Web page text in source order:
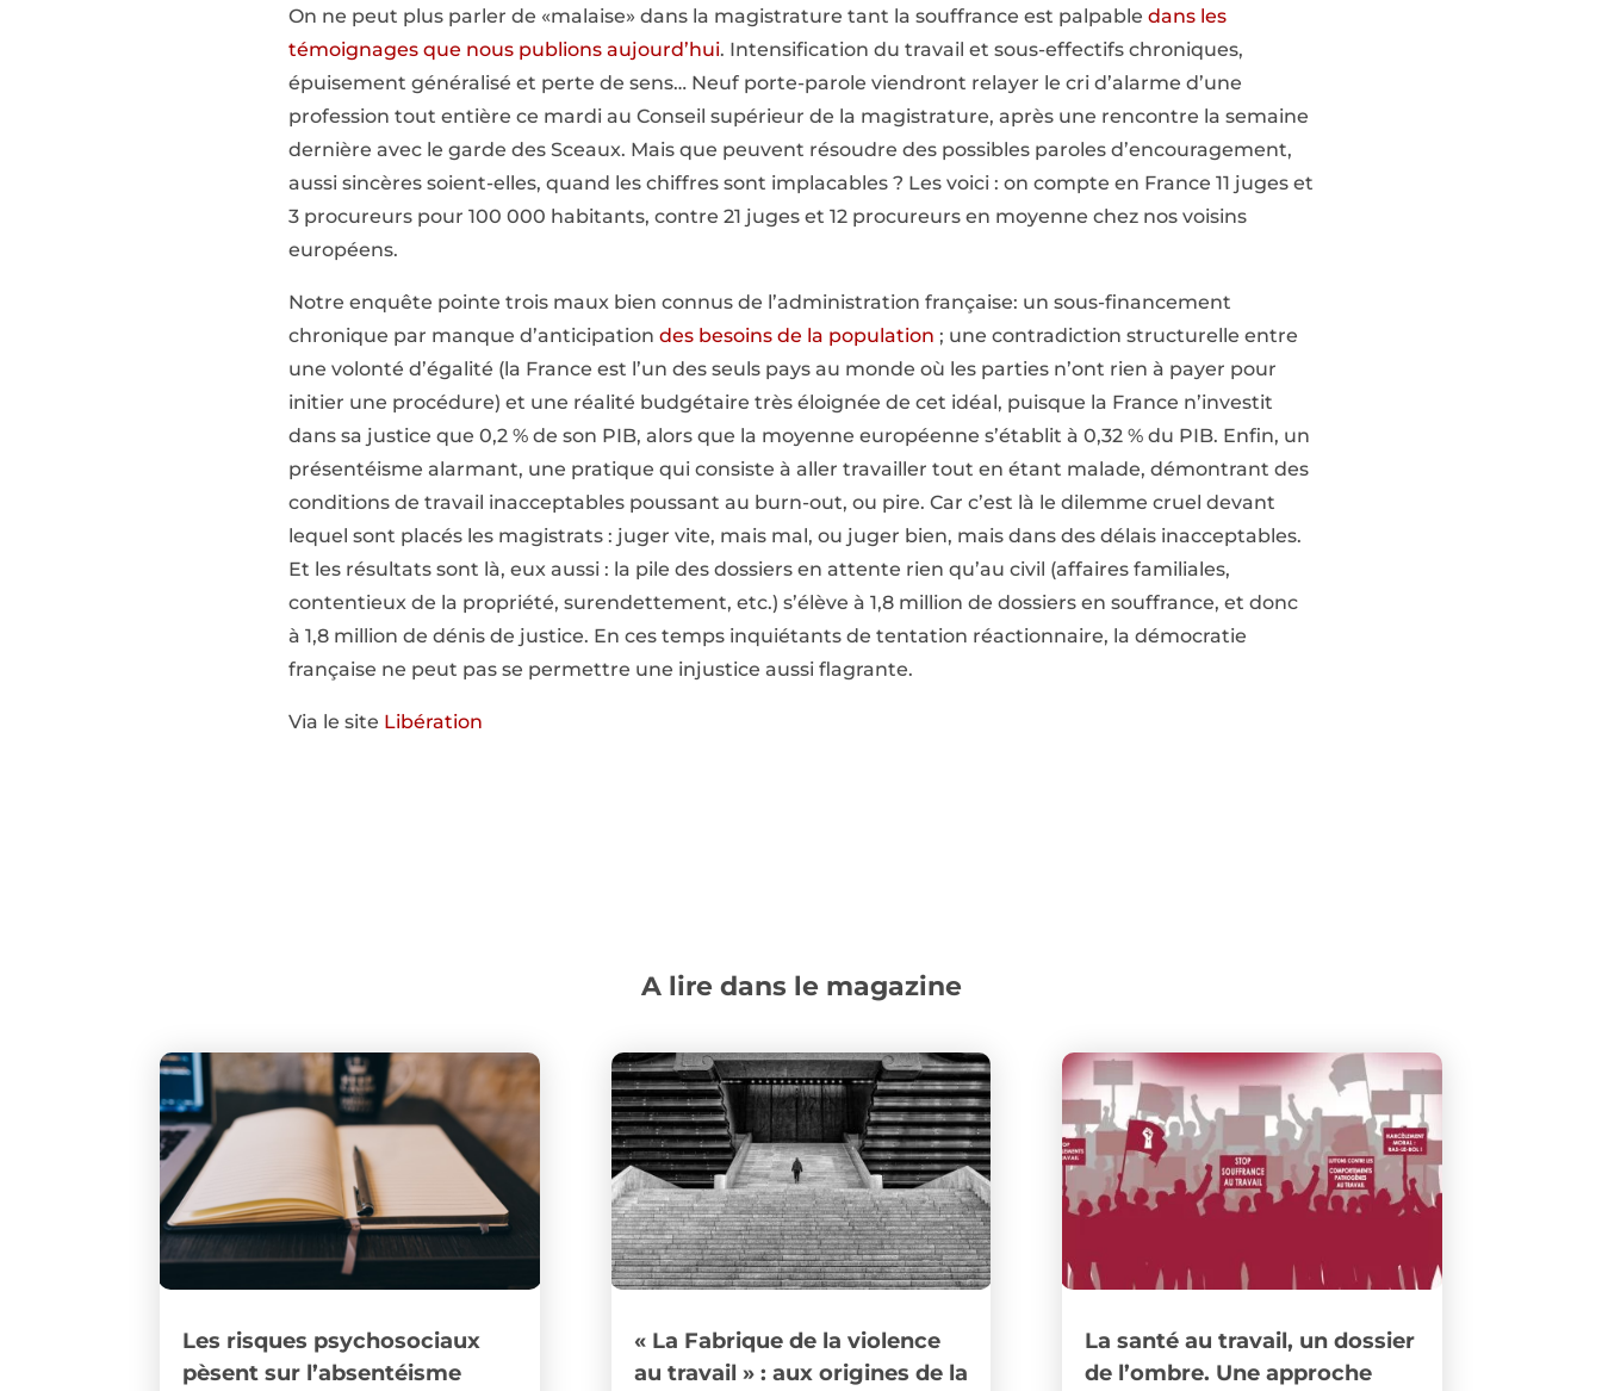
On ne peut plus parler de «malaise» dans la magistrature tant la souffrance est palpable dans les
témoignages que nous publions aujourd’hui. Intensification du travail et sous-effectifs chroniques,
épuisement généralisé et perte de sens… Neuf porte-parole viendront relayer le cri d’alarme d’une
profession tout entière ce mardi au Conseil supérieur de la magistrature, après une rencontre la semaine
dernière avec le garde des Sceaux. Mais que peuvent résoudre des possibles paroles d’encouragement,
aussi sincères soient-elles, quand les chiffres sont implacables ? Les voici : on compte en France 11 juges et
3 procureurs pour 100 000 habitants, contre 21 juges et 12 procureurs en moyenne chez nos voisins
européens.
Notre enquête pointe trois maux bien connus de l’administration française: un sous-financement
chronique par manque d’anticipation des besoins de la population ; une contradiction structurelle entre
une volonté d’égalité (la France est l’un des seuls pays au monde où les parties n’ont rien à payer pour
initier une procédure) et une réalité budgétaire très éloignée de cet idéal, puisque la France n’investit
dans sa justice que 0,2 % de son PIB, alors que la moyenne européenne s’établit à 0,32 % du PIB. Enfin, un
présentéisme alarmant, une pratique qui consiste à aller travailler tout en étant malade, démontrant des
conditions de travail inacceptables poussant au burn-out, ou pire. Car c’est là le dilemme cruel devant
lequel sont placés les magistrats : juger vite, mais mal, ou juger bien, mais dans des délais inacceptables.
Et les résultats sont là, eux aussi : la pile des dossiers en attente rien qu’au civil (affaires familiales,
contentieux de la propriété, surendettement, etc.) s’élève à 1,8 million de dossiers en souffrance, et donc
à 1,8 million de dénis de justice. En ces temps inquiétants de tentation réactionnaire, la démocratie
française ne peut pas se permettre une injustice aussi flagrante.
Via le site Libération
A lire dans le magazine
Les risques psychosociaux
pèsent sur l’absentéisme
« La Fabrique de la violence
au travail » : aux origines de la
La santé au travail, un dossier
de l’ombre. Une approche